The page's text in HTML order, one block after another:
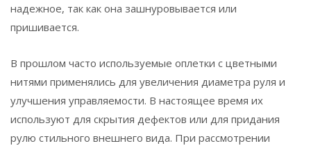
надежное, так как она зашнуровывается или
пришивается.
В прошлом часто используемые оплетки с цветными
нитями применялись для увеличения диаметра руля и
улучшения управляемости. В настоящее время их
используют для скрытия дефектов или для придания
рулю стильного внешнего вида. При рассмотрении